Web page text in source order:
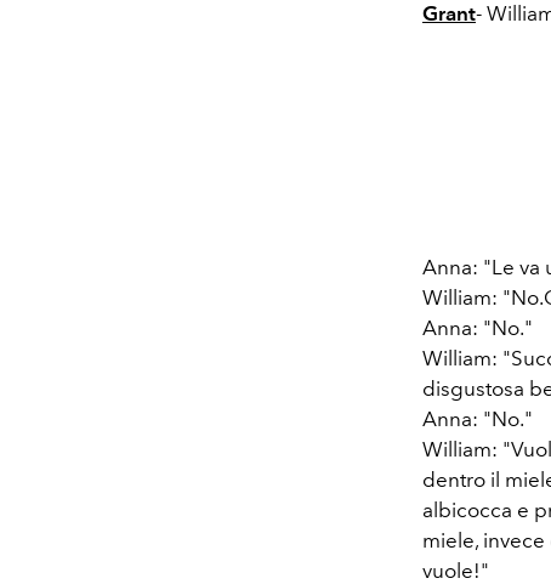
Grant-
Anna: "Le va
William:
Anna: "No."
William:
disgustosa
Anna: "No."
William:
dentro il
albicocca e
miele,
vuole!"